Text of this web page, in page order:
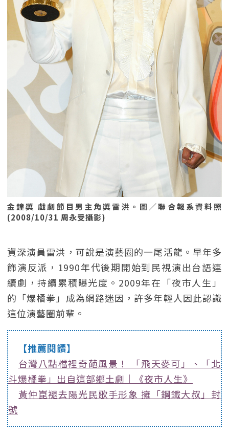
金鐘獎 戲劇節目男主角獎雷洪。圖／聯合報系資料照
(2008/10/31 周永受攝影)
資深演員雷洪，可說是演藝圈的一尾活龍。早年多
飾演反派，1990年代後期開始到民視演出台語連
續劇，持續累積曝光度。2009年在「夜市人生」
的「爆橘拳」成為網路迷因，許多年輕人因此認識
這位演藝圈前輩。
【推薦閱讀】
台灣八點檔裡奇葩風景！ 「飛天麥可」、「北
斗爆橘拳」出自這部鄉土劇｜《夜市人生》
黃仲崑褪去陽光民歌手形象 擁「鋼鐵大叔」封
號